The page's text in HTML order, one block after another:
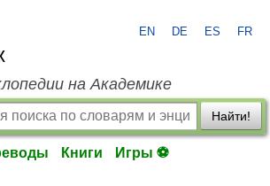
EN DE ES FR
на Академике
Найти!
Книги Игры ⚽